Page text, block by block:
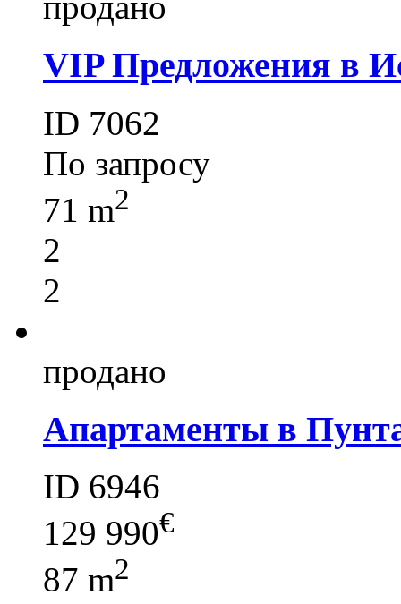
VIP Предложения в
ID 7062
По запросу
71 m2
2
2
продано
Апартаменты в
ID 6946
129 990€
87 m2